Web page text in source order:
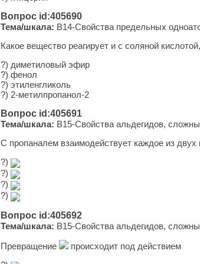
Вопрос id:405690
Тема/шкала: B14-Свойства предельных
Какое вещество реагирует и с соляной
?) ди­ме­ти­ло­вый эфир
?) фенол
?) этиленгликоль
?) 2-метилпропанол-2
Вопрос id:405691
Тема/шкала: B15-Свойства альдегидов,
С пропаналем взаимодействует каждое из двух
?)
?)
?)
?)
Вопрос id:405692
Тема/шкала: B15-Свойства альдегидов,
Превращение
происходит под действием